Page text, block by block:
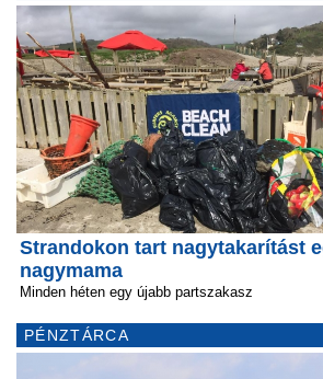
Strandokon tart nagytakarítást
nagymama
Minden héten egy újabb partszakasz
PÉNZTÁRCA